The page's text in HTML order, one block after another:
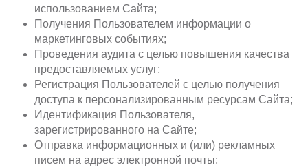
использованием Сайта;
Получения Пользователем информации о
маркетинговых событиях;
Проведения аудита с целью повышения качества
предоставляемых услуг;
Регистрация Пользователей с целью получения
доступа к персонализированным ресурсам Сайта;
Идентификация Пользователя,
зарегистрированного на Сайте;
Отправка информационных и (или) рекламных
писем на адрес электронной почты;